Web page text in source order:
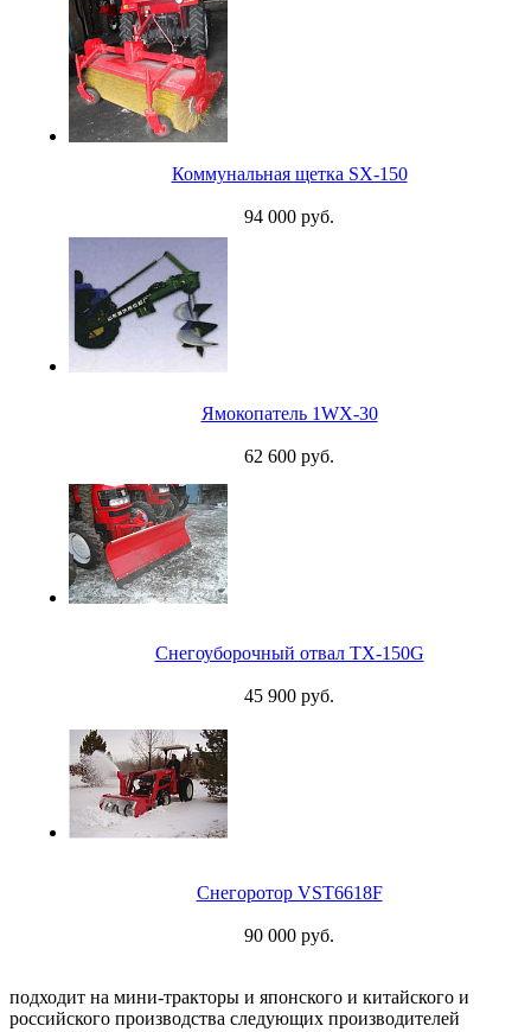
Коммунальная щетка SX-150
94 000 руб.
Ямокопатель 1WX-30
62 600 руб.
Снегоуборочный отвал TX-150G
45 900 руб.
Снегоротор VST6618F
90 000 руб.
подходит на мини-тракторы и японского и китайского и
российского производства следующих производителей